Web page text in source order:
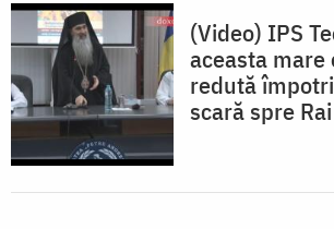
(Video) IPS
aceasta mare
redută
scară spre